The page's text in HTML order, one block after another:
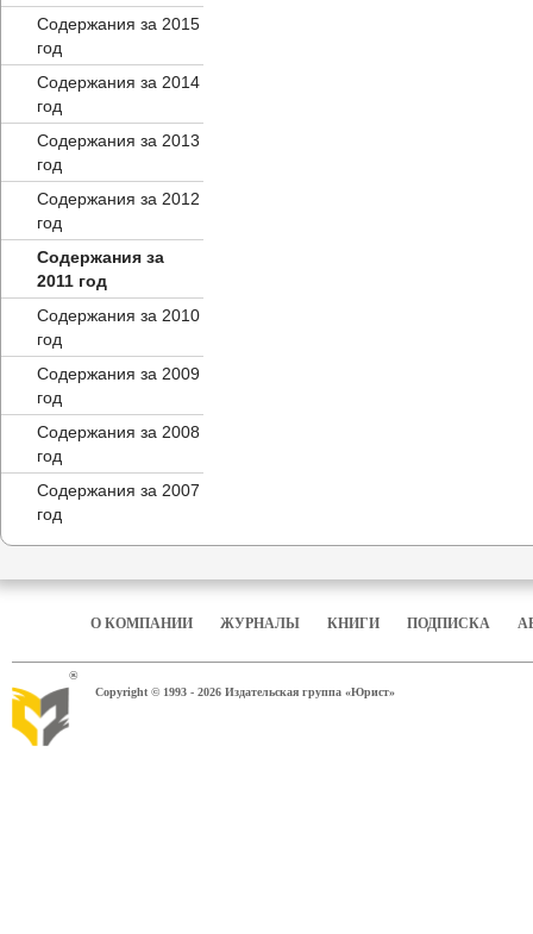
Содержания за 2015
год
Содержания за 2014
год
Содержания за 2013
год
Содержания за 2012
год
Содержания за
2011 год
Содержания за 2010
год
Содержания за 2009
год
Содержания за 2008
год
Содержания за 2007
год
О КОМПАНИИ ЖУРНАЛЫ КНИГИ ПОДПИСКА
®
Copyright © 1993 - 2026 Издательская группа «Юрист»